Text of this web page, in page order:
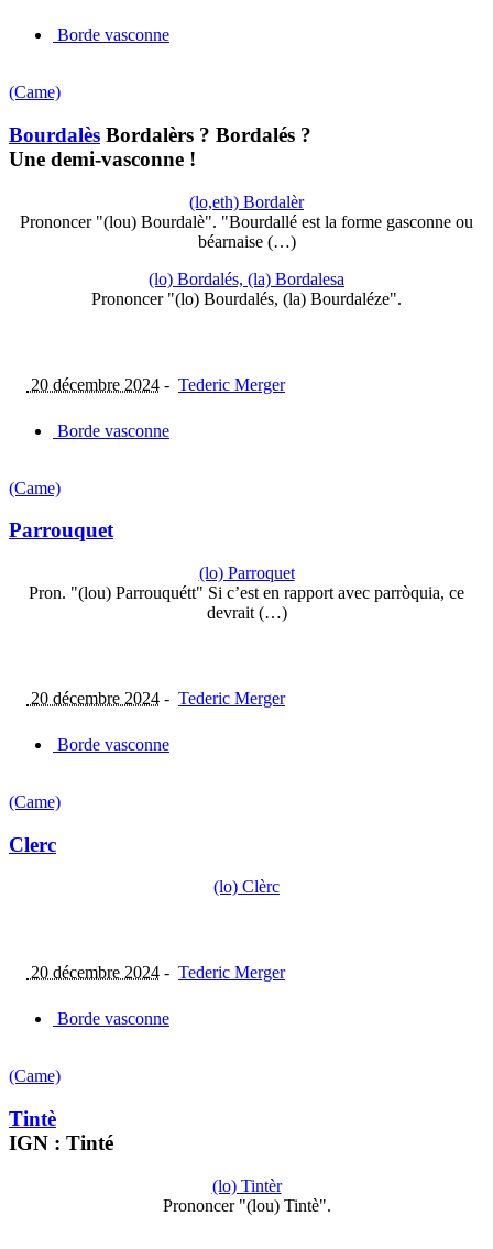
Borde vasconne
(Came)
Bourdalès Bordalèrs ? Bordalés ?
Une demi-vasconne !
(lo,eth) Bordalèr
Prononcer "(lou) Bourdalè". "Bourdallé est la forme gasconne ou
béarnaise (…)
(lo) Bordalés, (la) Bordalesa
Prononcer "(lo) Bourdalés, (la) Bourdaléze".
20 décembre 2024 - Tederic Merger
Borde vasconne
(Came)
Parrouquet
(lo) Parroquet
Pron. "(lou) Parrouquétt" Si c’est en rapport avec parròquia, ce
devrait (…)
20 décembre 2024 - Tederic Merger
Borde vasconne
(Came)
Clerc
(lo) Clèrc
20 décembre 2024 - Tederic Merger
Borde vasconne
(Came)
Tintè
IGN : Tinté
(lo) Tintèr
Prononcer "(lou) Tintè".